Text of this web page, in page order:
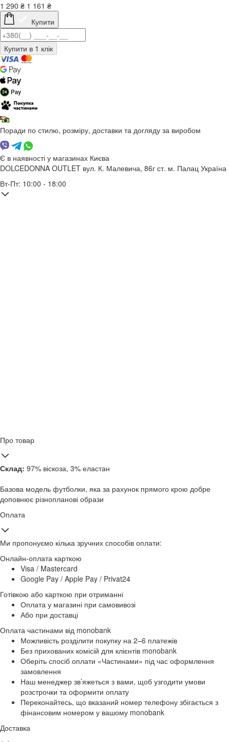
1 290 ₴ 1 161 ₴
Купити
Поради по стилю, розміру, доставки та догляду за виробом
Є в наявності у магазинах Києва
DOLCEDONNA OUTLET вул. К. Малевича, 86г ст. м. Палац Україна
Вт-Пт: 10:00 - 18:00
Про товар
Склад: 97% віскоза, 3% еластан
Базова модель футболки, яка за рахунок прямого крою добре
доповнює різнопланові образи
Оплата
Ми пропонуємо кілька зручних способів оплати:
Онлайн-оплата карткою
Visa / Mastercard
Google Pay / Apple Pay / Privat24
Готівкою або карткою при отриманні
Оплата у магазині при самовивозі
Або при доставці
Оплата частинами від monobank
Можливість розділити покупку на 2–6 платежів
Без прихованих комісій для клієнтів monobank
Оберіть спосіб оплати «Частинами» під час оформлення
замовлення
Наш менеджер зв’яжеться з вами, щоб узгодити умови
розстрочки та оформити оплату
Переконайтесь, що вказаний номер телефону збігається з
фінансовим номером у вашому monobank
Доставка